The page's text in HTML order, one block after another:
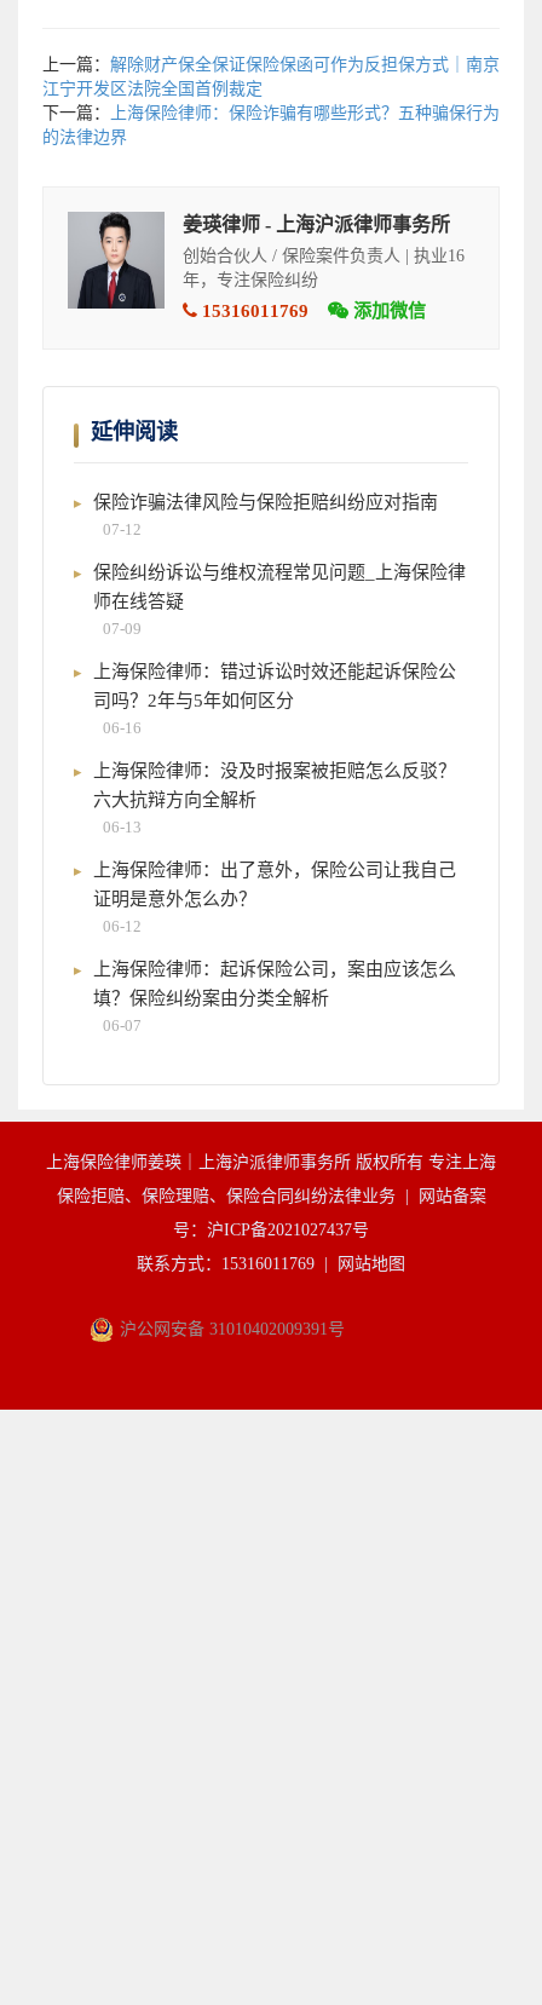
上一篇： 解除财产保全保证保险保函可作为反担保方式｜南京
江宁开发区法院全国首例裁定
下一篇：
上海保险律师：保险诈骗有哪些形式？五种骗保行为
的法律边界
姜瑛律师 - 上海沪派律师事务所
创始合伙人 / 保险案件负责人 | 执业16
年，专注保险纠纷
15316011769 添加微信
延伸阅读
保险诈骗法律风险与保险拒赔纠纷应对指南
07-12
保险纠纷诉讼与维权流程常见问题_上海保险律
师在线答疑
07-09
上海保险律师：错过诉讼时效还能起诉保险公
司吗？2年与5年如何区分
06-16
上海保险律师：没及时报案被拒赔怎么反驳？
六大抗辩方向全解析
06-13
上海保险律师：出了意外，保险公司让我自己
证明是意外怎么办？
06-12
上海保险律师：起诉保险公司，案由应该怎么
填？保险纠纷案由分类全解析
06-07
上海保险律师姜瑛｜上海沪派律师事务所 版权所有 专注上海
保险拒赔、保险理赔、保险合同纠纷法律业务 |
网站备案
号：沪ICP备2021027437号
联系方式：15316011769 |
网站地图
沪公网安备 31010402009391号